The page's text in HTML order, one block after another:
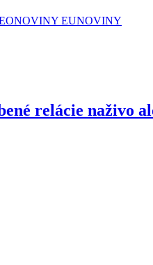
EUNOVINY
relácie naživo